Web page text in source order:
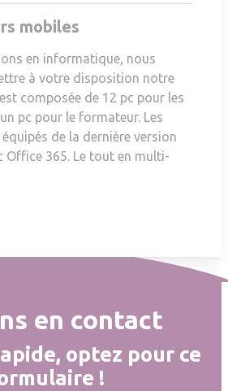
mobiles
en informatique, nous
à votre disposition notre
composée de 12 pc pour les
pc pour le formateur. Les
de la dernière version
Office 365. Le tout en multi-
en contact
optez pour ce
!